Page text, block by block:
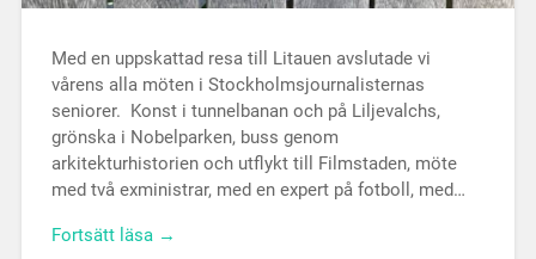
Med en uppskattad resa till Litauen avslutade vi
vårens alla möten i Stockholmsjournalisternas
seniorer. Konst i tunnelbanan och på Liljevalchs,
grönska i Nobelparken, buss genom
arkitekturhistorien och utflykt till Filmstaden, möte
med två exministrar, med en expert på fotboll, med…
Fortsätt läsa →